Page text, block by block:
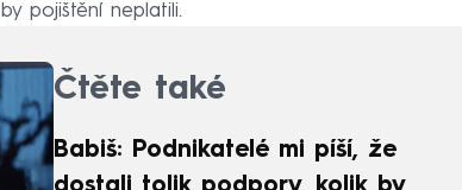
pojištění neplatili.
Čtěte také
Babiš: Podnikatelé mi píší, že